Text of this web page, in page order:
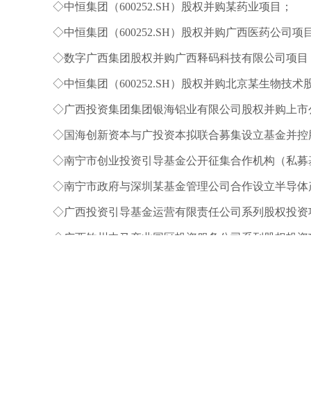
◇中恒集团（600252.SH）股权并购某药业项目；
◇中恒集团（600252.SH）股权并购广西医药公司项
◇数字广西集团股权并购广西释码科技有限公司项目
◇中恒集团（600252.SH）股权并购北京某生物技术
◇广西投资集团集团银海铝业有限公司股权并购上市
◇国海创新资本与广投资本拟联合募集设立基金并
◇南宁市创业投资引导基金公开征集合作机构（私
◇南宁市政府与深圳某基金管理公司合作设立半导
◇广西投资引导基金运营有限责任公司系列股权投资
◇广西钦州中马产业园区投资服务公司系列股权投资